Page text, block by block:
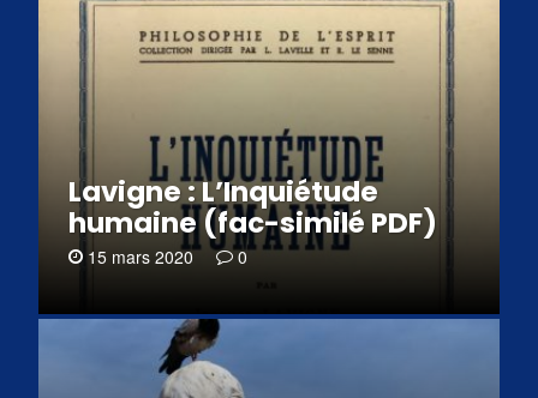
Lavigne : L’Inquiétude
humaine (fac-similé PDF)
15 mars 2020 0